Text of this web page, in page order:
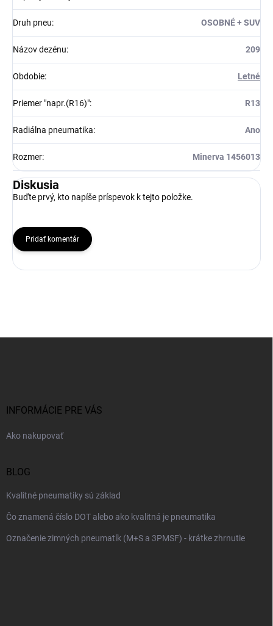
Druh pneu: OSOBNÉ + SUV
Názov dezénu: 209
Obdobie: Letné
Priemer "napr.(R16)": R13
Radiálna pneumatika: Ano
Rozmer: Minerva 1456013
Diskusia
Buďte prvý, kto napíše príspevok k tejto položke.
Pridať komentár
INFORMÁCIE PRE VÁS
Ako nakupovať
BLOG
Kvalitné pneumatiky sú základ
Čo znamená číslo DOT alebo ako kvalitná je pneumatika
Označenie zimných pneumatík (M+S a 3PMSF) - krátke zhrnutie